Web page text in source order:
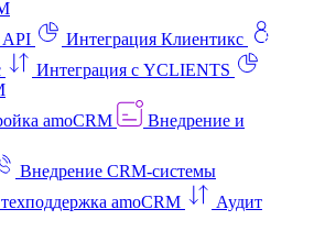
API
Интеграция Клиентикс
Интеграция с YCLIENTS
amoCRM
Внедрение и
Внедрение CRM-системы
amoCRM
Аудит